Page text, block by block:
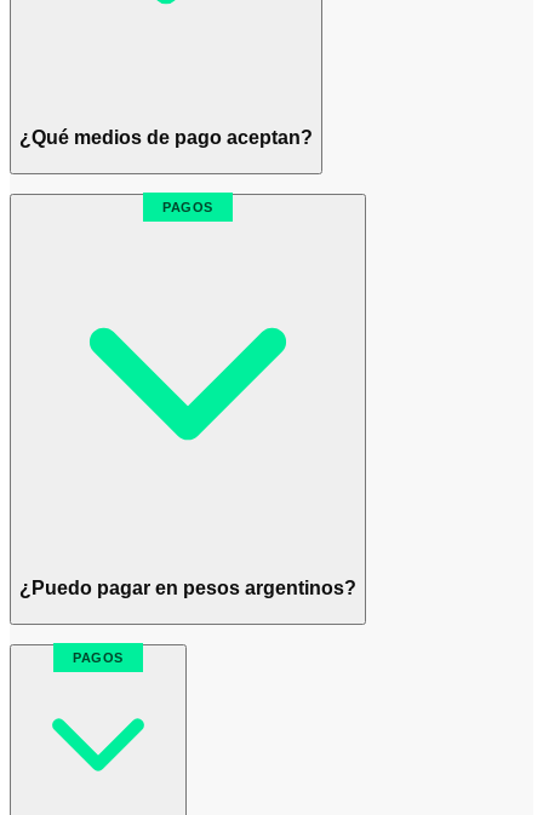
¿Qué medios de pago aceptan?
PAGOS
¿Puedo pagar en pesos argentinos?
PAGOS